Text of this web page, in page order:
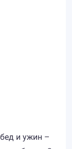
и ужин –